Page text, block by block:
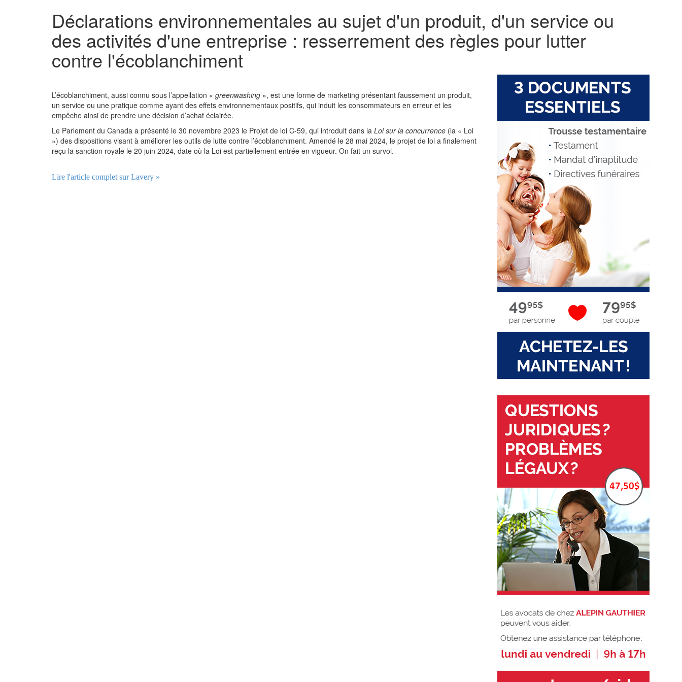
Déclarations environnementales au sujet d'un produit, d'un service ou
des activités d'une entreprise : resserrement des règles pour lutter
contre l'écoblanchiment
L’écoblanchiment, aussi connu sous l’appellation « greenwashing », est une forme de marketing présentant faussement un produit,
un service ou une pratique comme ayant des effets environnementaux positifs, qui induit les consommateurs en erreur et les
empêche ainsi de prendre une décision d’achat éclairée.
Le Parlement du Canada a présenté le 30 novembre 2023 le Projet de loi C-59, qui introduit dans la Loi sur la concurrence (la « Loi
») des dispositions visant à améliorer les outils de lutte contre l’écoblanchiment. Amendé le 28 mai 2024, le projet de loi a finalement
reçu la sanction royale le 20 juin 2024, date où la Loi est partiellement entrée en vigueur. On fait un survol.
Lire l'article complet sur Lavery »